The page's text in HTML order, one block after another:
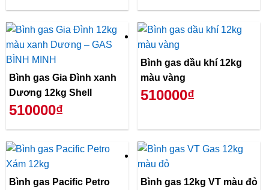
Bình gas Gia Đình xanh
Dương 12kg Shell
510000₫
Bình gas dầu khí 12kg
màu vàng
510000₫
Bình gas Pacific Petro
Bình gas 12kg VT màu đỏ